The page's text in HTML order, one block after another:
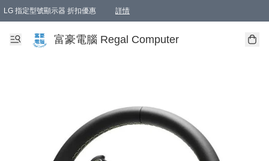
LG 指定型號顯示器 折扣優惠 詳情
富豪電腦 Regal Computer